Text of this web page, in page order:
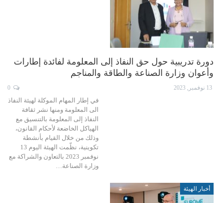
دورة تدريبية حول حق النفاذ إلى المعلومة لفائدة إطارات
وأعوان وزارة الصناعة والطاقة والمناجم
13 نوفمبر, 2023
في إطار المهام الموكلة لهيئة النفاذ
الى المعلومة ومنها نشر ثقافة
النفاذ إلى المعلومة بالتنسيق مع
الهياكل الخاضعة لأحكام القانون،
وذلك من خلال القيام بأنشطة
تكوينية، نظّمت الهيئة اليوم 13
نوفمبر 2023 بالتعاون والشراكة مع
وزارة الصناعة…
أخبار الهيئة